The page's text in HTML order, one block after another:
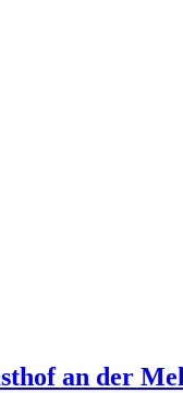
an der